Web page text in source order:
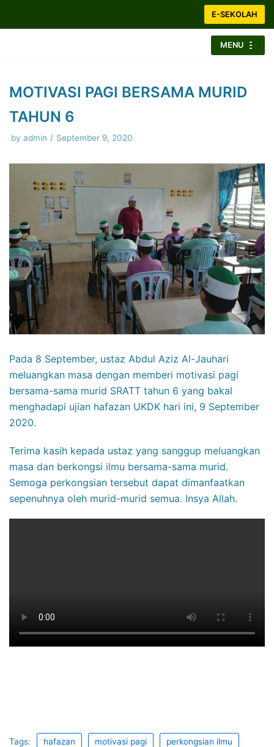
to
E-SEKOLAH
MENU
MOTIVASI PAGI BERSAMA MURID
TAHUN 6
by admin September 9, 2020
Pada 8 September, ustaz Abdul Aziz Al-Jauhari
meluangkan masa dengan memberi motivasi pagi
bersama-sama murid SRATT tahun 6 yang bakal
menghadapi ujian hafazan UKDK hari ini, 9 September
2020.
Terima kasih kepada ustaz yang sanggup meluangkan
masa dan berkongsi ilmu bersama-sama murid.
Semoga perkongsian tersebut dapat dimanfaatkan
sepenuhnya oleh murid-murid semua. Insya Allah.
Tags: hafazan motivasi pagi perkongsian ilmu